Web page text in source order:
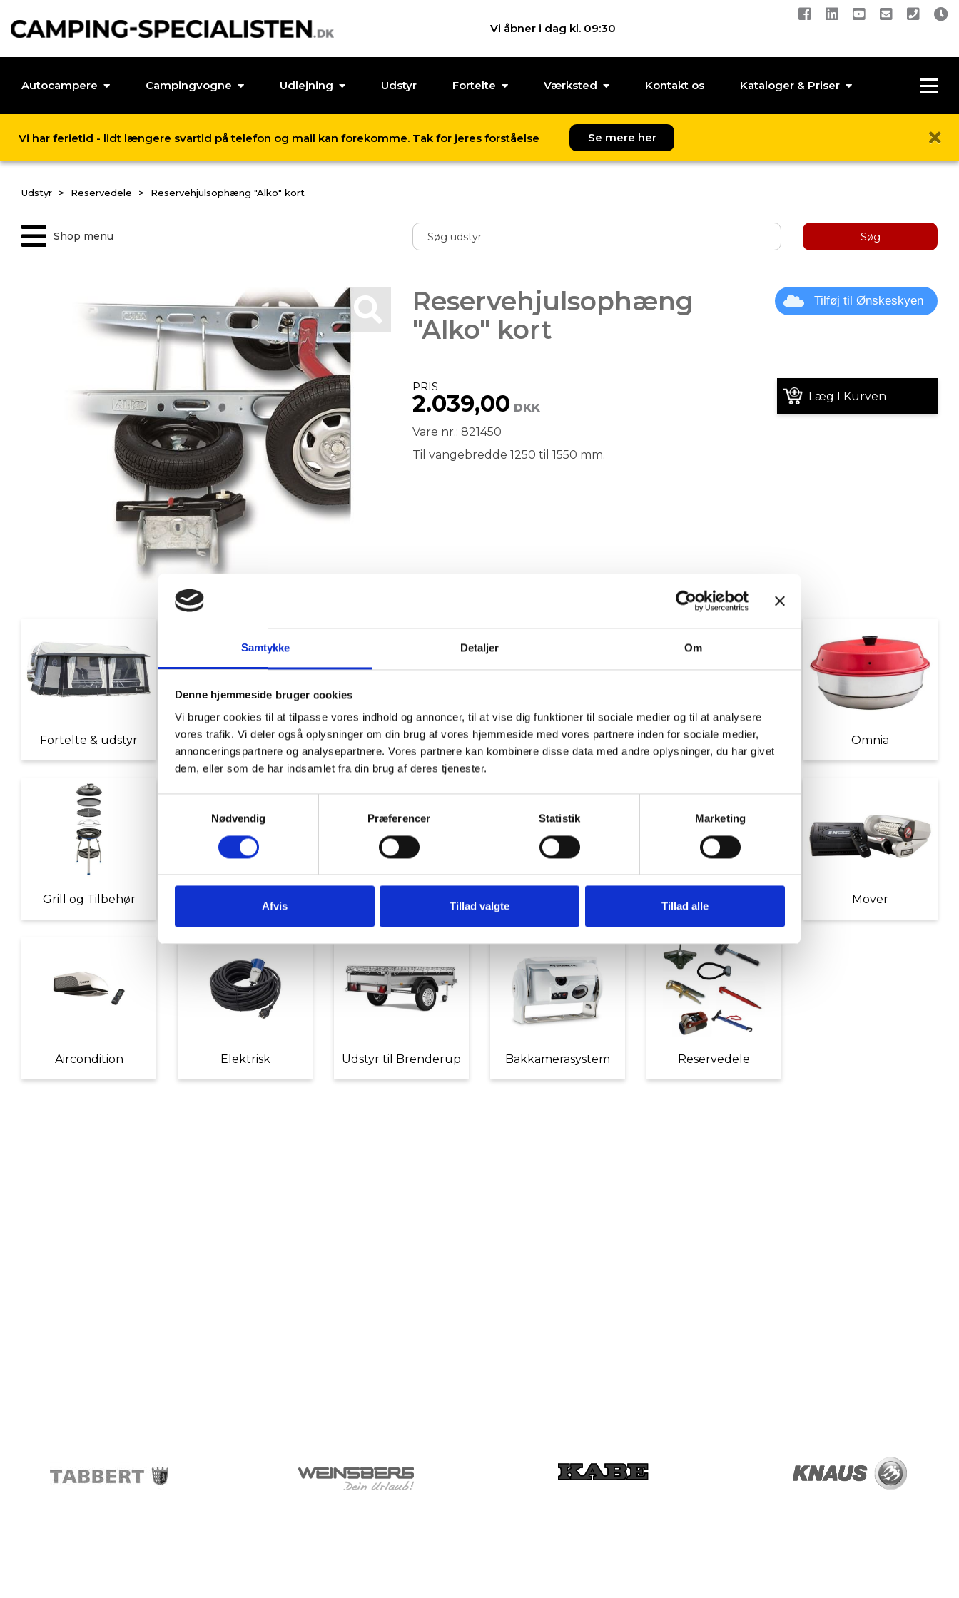
Samtykke Detaljer Om
Denne hjemmeside bruger cookies
Vi bruger cookies til at tilpasse vores indhold og annoncer, til at vise dig funktioner til sociale medier og til at analysere
vores trafik. Vi deler også oplysninger om din brug af vores hjemmeside med vores partnere inden for sociale medier,
annonceringspartnere og analysepartnere. Vores partnere kan kombinere disse data med andre oplysninger, du har givet
dem, eller som de har indsamlet fra din brug af deres tjenester.
Nødvendig
Præferencer Statistik Marketing
Afvis Tillad valgte Tillad alle
Vi åbner i dag kl. 09:30
Autocampere Campingvogne Udlejning Udstyr Fortelte Værksted Kontakt os Kataloger & Priser
Vi har ferietid - lidt længere svartid på telefon og mail kan forekomme. Tak for jeres forståelse Se mere her
Udstyr Reservedele Reservehjulsophæng "Alko" kort
Shop menu Søg
Reservehjulsophæng
"Alko" kort
Tilføj til Ønskeskyen
PRIS
2.039,00 DKK
Læg I Kurven
Vare nr.: 821450
Til vangebredde 1250 til 1550 mm.
Fortelte & udstyr Nyheder Tilbud Autocamper udstyr Møbler Omnia
Grill og Tilbehør Indvendigt Udstyr Udvendigt Udstyr Diverse tilbehør Mover
Aircondition Elektrisk Udstyr til Brenderup Bakkamerasystem Reservedele